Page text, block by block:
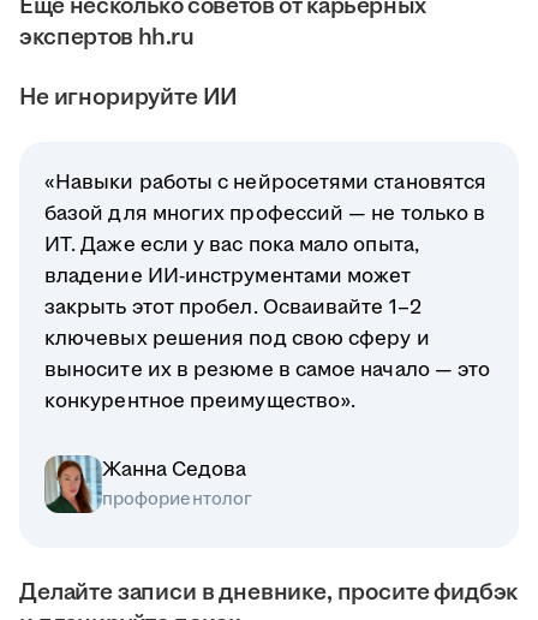
экспертов hh.ru
Не игнорируйте ИИ
«Навыки работы с нейросетями становятся
базой для многих профессий — не только в
ИТ. Даже если у вас пока мало опыта,
владение ИИ-инструментами может
закрыть этот пробел. Осваивайте 1–2
ключевых решения под свою сферу и
выносите их в резюме в самое начало — это
конкурентное преимущество».
Жанна Седова
профориентолог
Делайте записи в дневнике, просите фидбэк